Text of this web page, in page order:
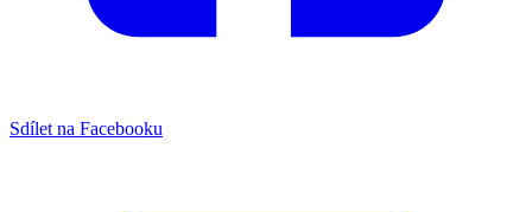
Sdílet na Facebooku